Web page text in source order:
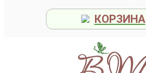
КОРЗИНА